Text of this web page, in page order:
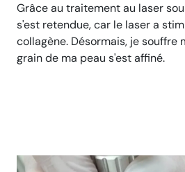
Grâce au traitement au laser
s'est retendue, car le laser a
collagène. Désormais, je souffre
grain de ma peau s'est affiné.